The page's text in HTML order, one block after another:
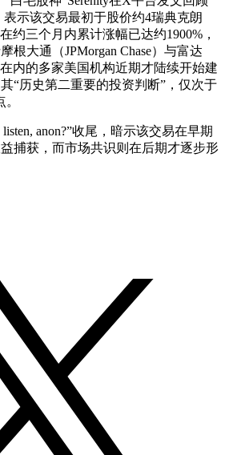
示该交易最初于股价约4瑞典克朗
约三个月内累计涨幅已达约1900%，
根大通（JPMorgan Chase）与富达
在内的多家美国机构近期才陆续开始建
“历史第二重要的投资判断”，仅次于
anon?”收尾，暗示该交易在早期
捕获，而市场共识则在后期才逐步形